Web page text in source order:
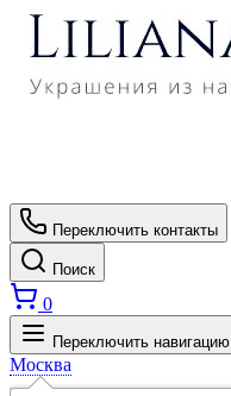
Переключить контакты
Поиск
0
Переключить навигацию
Москва